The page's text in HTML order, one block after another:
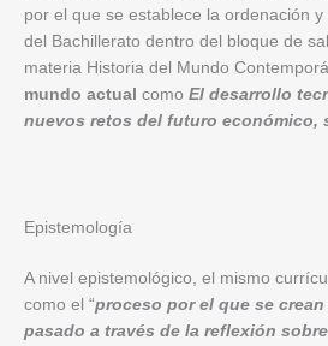
por el que se establece la ordenación
del Bachillerato dentro del bloque de
materia Historia del Mundo
mundo actual como El desarrollo
nuevos retos del futuro económico,
Epistemología
A nivel epistemológico, el mismo
como el “proceso por el que se
pasado a través de la reflexión